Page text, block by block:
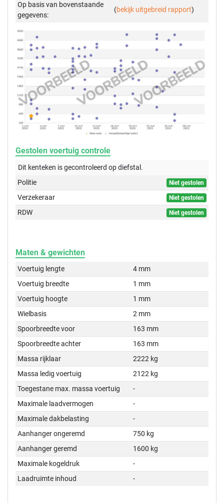
Op basis van bovenstaande
gegevens:
(bekijk uitgebreid rapport)
Gestolen voertuig controle
Dit kenteken is gecontroleerd opdiefstal.
Politie
Niet gestolen
Verzekeraar Niet gestolen
RDW Niet gestolen
Maten & gewichten
Voertuig lengte
4 mm
Voertuig breedte
1 mm
Voertuig hoogte
1 mm
Wielbasis
2 mm
Spoorbreedte voor
163 mm
Spoorbreedte achter
163 mm
Massa rijklaar
2222 kg
Massa ledig voertuig
2122 kg
Toegestane max. massa voertuig
-
Maximale laadvermogen
-
Maximale dakbelasting
-
Aanhanger ongeremd
750 kg
Aanhanger geremd
1600 kg
Maximale kogeldruk
-
Laadruimte inhoud
-